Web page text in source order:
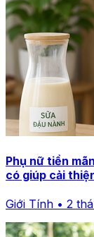
Phụ nữ tiền
có giúp cải
Giới Tính • 2